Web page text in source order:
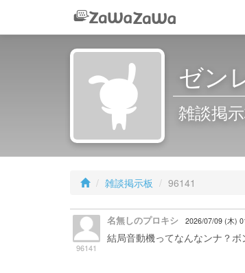
ゼン
雑談掲
雑談掲示板 96141
96141
名無しのプロキシ 2026/07/09 (木)
結局音動機ってなんなンナ？